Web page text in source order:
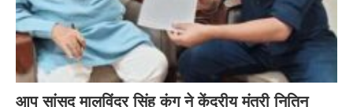
आप सांसद मालविंदर सिंह कंग ने केंद्रीय मंत्री नितिन